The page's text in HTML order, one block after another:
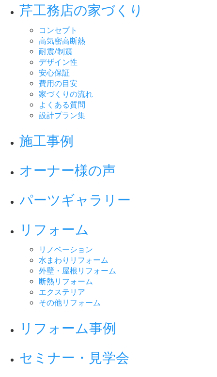
芹工務店の家づくり
コンセプト
高気密高断熱
耐震/制震
デザイン性
安心保証
費用の目安
家づくりの流れ
よくある質問
設計プラン集
施工事例
オーナー様の声
パーツギャラリー
リフォーム
リノベーション
水まわりリフォーム
外壁・屋根リフォーム
断熱リフォーム
エクステリア
その他リフォーム
リフォーム事例
セミナー・見学会